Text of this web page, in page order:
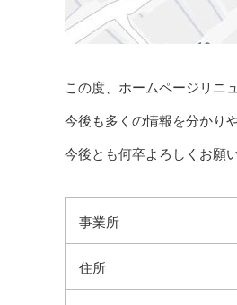
この度、ホームページリニ
今後も多くの情報を分かり
今後とも何卒よろしくお願
事業所
住所